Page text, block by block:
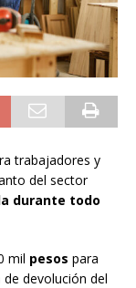
trabajadores y
del sector
durante todo
mil pesos para
devolución del